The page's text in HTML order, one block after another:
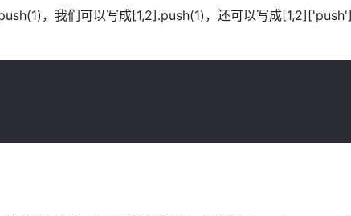
，我们可以写成[1,2].push(1)，还可以写成